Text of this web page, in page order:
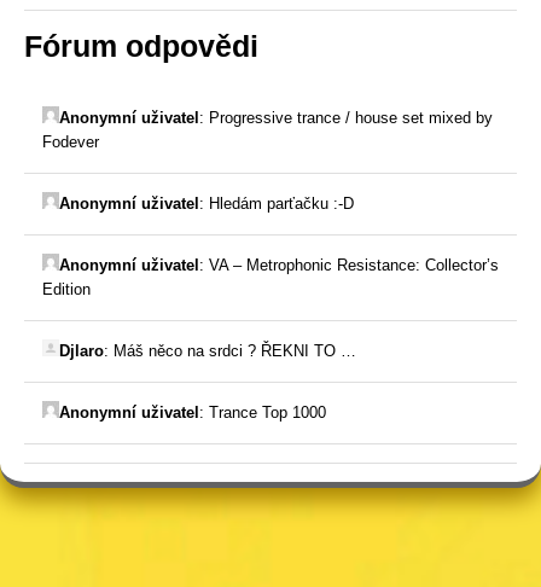
Fórum odpovědi
Anonymní uživatel : Progressive trance / house set mixed by
Fodever
Anonymní uživatel : Hledám parťačku :-D
Anonymní uživatel : VA – Metrophonic Resistance: Collector’s
Edition
Djlaro: Máš něco na srdci ? ŘEKNI TO …
Anonymní uživatel : Trance Top 1000